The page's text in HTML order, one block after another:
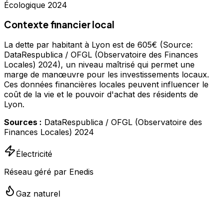
Écologique 2024
Contexte financier local
La dette par habitant à Lyon est de 605€ (Source:
DataRespublica / OFGL (Observatoire des Finances
Locales) 2024), un niveau maîtrisé qui permet une
marge de manœuvre pour les investissements locaux.
Ces données financières locales peuvent influencer le
coût de la vie et le pouvoir d'achat des résidents de
Lyon.
Sources : DataRespublica / OFGL (Observatoire des
Finances Locales) 2024
Électricité
Réseau géré par Enedis
Gaz naturel